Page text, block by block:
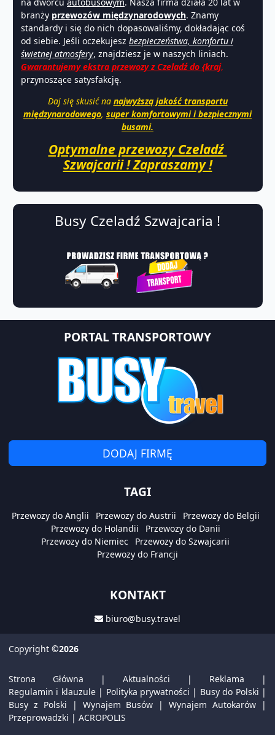
branży przewozów międzynarodowych. Znamy
standardy i się do nich dopasowaliśmy, dokładając coś
od siebie. Jeśli oczekujesz bezpieczeństwa, komfortu i
świetnej atmosfery, znajdziesz je w naszych liniach.
Gwarantujemy ekstra przewozy z Czeladź do {kraj,
przynoszące satysfakcję.
Daj się skusić na najwyższą jakość transportu
międzynarodowego, super komfortowymi i bezpiecznymi
busami.
Optymalne przewozy Czeladź
Szwajcarii ! Zapraszamy !
Busy Czeladź Szwajcaria !
PORTAL TRANSPORTOWY
DODAJ FIRMĘ
TAGI
Przewozy do Anglii Przewozy do Austrii
Przewozy do Belgii
Przewozy do Holandii
Przewozy do Danii
Przewozy do Niemiec
Przewozy do Szwajcarii
Przewozy do Francji
KONTAKT
biuro@busy.travel
Copyright ©2026
Strona Główna | Aktualności | Reklama |
Regulamin i klauzule| Polityka prywatności | Busy do Polski |
Busy z Polski | Wynajem Busów |Wynajem Autokarów |
Przeprowadzki | ACROPOLIS